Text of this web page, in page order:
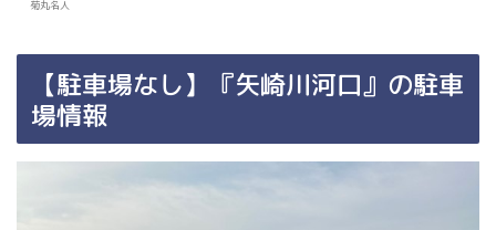
菊丸名人
【駐車場なし】『矢崎川河口』の駐車
場情報